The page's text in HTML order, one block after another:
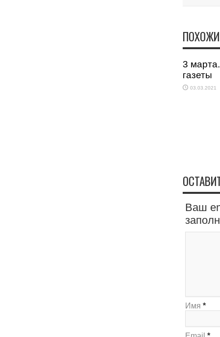
3
газеты
03.03.2021
Ваш
Имя *